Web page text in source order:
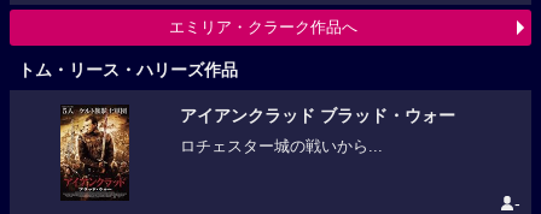
エミリア・クラーク作品へ
トム・リース・ハリーズ作品
アイアンクラッド ブラッド・ウォー
ロチェスター城の戦いから...
-